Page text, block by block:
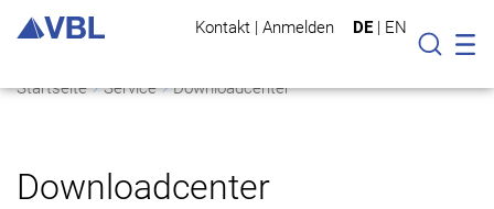
Kontakt | Anmelden DE | EN
Suche
Startseite Service Downloadcenter
Downloadcenter